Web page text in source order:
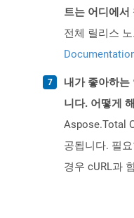
트는 어디에서
전체 릴리스
내가 좋아하는
니다. 어떻게
Aspose.Total
공됩니다. 필
경우 cURL과